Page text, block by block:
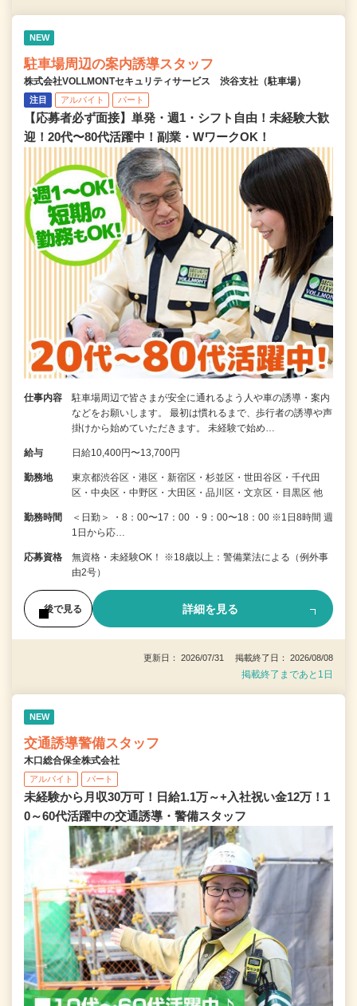
NEW
駐車場周辺の案内誘導スタッフ
株式会社VOLLMONTセキュリティサービス 渋谷支社（駐車場）
注目 アルバイト パート
【応募者必ず面接】単発・週1・シフト自由！未経験大歓
迎！20代〜80代活躍中！副業・WワークOK！
仕事内容
駐車場周辺で皆さまが安全に通れるよう人や車の誘導・案内
などをお願いします。 最初は慣れるまで、歩行者の誘導や声
掛けから始めていただきます。 未経験で始め…
給与 日給10,400円〜13,700円
勤務地
東京都渋谷区・港区・新宿区・杉並区・世田谷区・千代田
区・中央区・中野区・大田区・品川区・文京区・目黒区 他
勤務時間
＜日勤＞ ・8：00〜17：00 ・9：00〜18：00 ※1日8時間 週
1日から応…
応募資格
無資格・未経験OK！ ※18歳以上：警備業法による（例外事
由2号）
後で見る 詳細を見る
更新日： 2026/07/31 掲載終了日： 2026/08/08
掲載終了まであと1日
NEW
交通誘導警備スタッフ
木口総合保全株式会社
アルバイト パート
未経験から月収30万可！日給1.1万～+入社祝い金12万！1
0～60代活躍中の交通誘導・警備スタッフ